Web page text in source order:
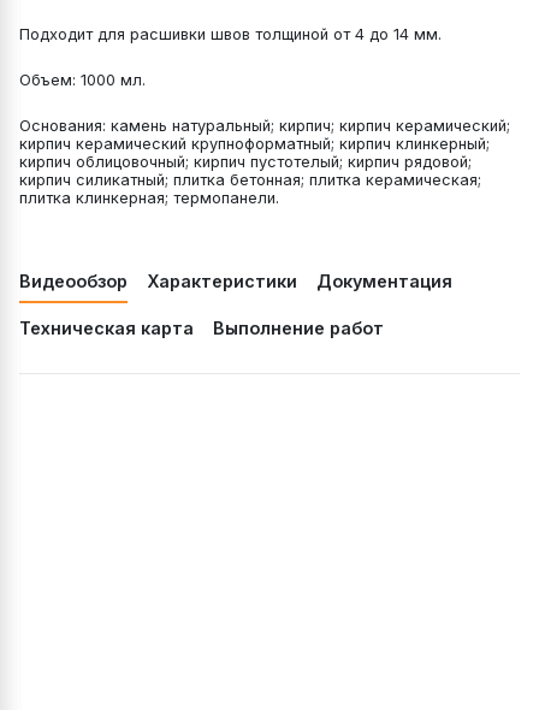
Подходит для расшивки швов толщиной от 4 до 14 мм.
Объем: 1000 мл.
Основания: камень натуральный; кирпич; кирпич керамический;
кирпич керамический крупноформатный; кирпич клинкерный;
кирпич облицовочный; кирпич пустотелый; кирпич рядовой;
кирпич силикатный; плитка бетонная; плитка керамическая;
плитка клинкерная; термопанели.
Видеообзор Характеристики Документация
Техническая карта Выполнение работ